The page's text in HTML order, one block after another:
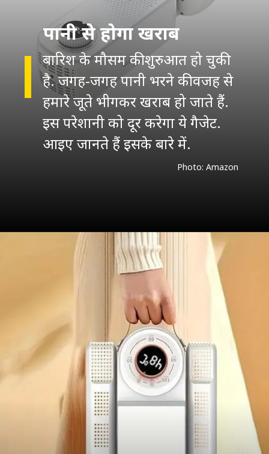
पानी से होगा खराब
बारिश के मौसम की शुरुआत हो चुकी
है. जगह-जगह पानी भरने की वजह से
हमारे जूते भीगकर खराब हो जाते हैं.
इस परेशानी को दूर करेगा ये गैजेट.
आइए जानते हैं इसके बारे में.
Photo: Amazon